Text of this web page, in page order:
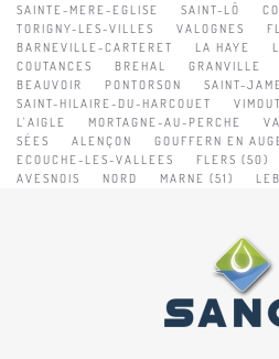
SAINTE-MERE-EGLISE
SAINT-LÔ
TORIGNY-LES-VILLES
VALOGNES
BARNEVILLE-CARTERET
LA HAYE
COUTANCES
BREHAL GRANVILLE
BEAUVOIR
PONTORSON SAINT-
SAINT-HILAIRE-DU-HARCOUET
L'AIGLE
MORTAGNE-AU-PERCHE
SÉES
ALENÇON GOUFFERN EN
ECOUCHE-LES-VALLEES
FLERS (50)
AVESNOIS
NORD MARNE (51)